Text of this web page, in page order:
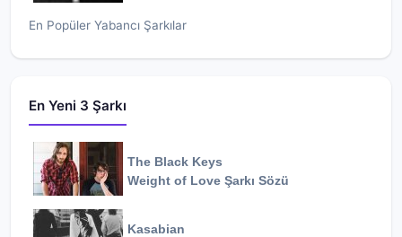
En Popüler Yabancı Şarkılar
En Yeni 3 Şarkı
The Black Keys
Weight of Love Şarkı Sözü
Kasabian